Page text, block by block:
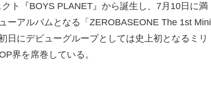
ト『BOYS PLANET』から誕生し、7月10日に満
ーアルバムとなる「ZEROBASEONE The 1st Mini
日にデビューグループとしては史上初となるミリ
界を席巻している。